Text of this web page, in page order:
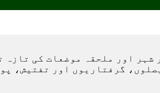
شہر اور ملحقہ موضعات کی
گرفتاریوں اور تفتیش،